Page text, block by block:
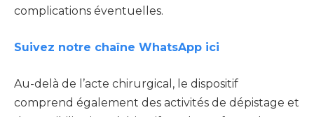
complications éventuelles.
Suivez notre chaîne WhatsApp ici
Au-delà de l’acte chirurgical, le dispositif
comprend également des activités de dépistage et